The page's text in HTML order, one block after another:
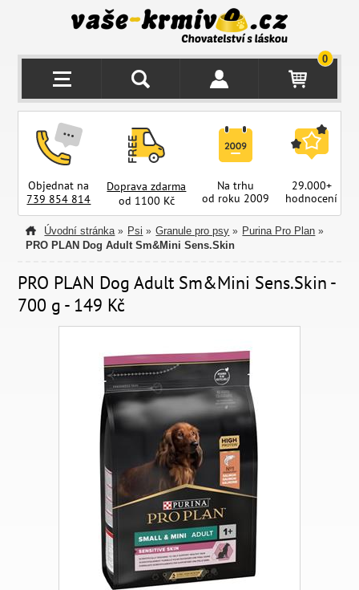
0
Objednat na
739 854 814
Doprava zdarma
od 1100 Kč
Na trhu
od roku 2009
29.000+
hodnocení
Úvodní stránka » Psi » Granule pro psy » Purina Pro Plan »
PRO PLAN Dog Adult Sm&Mini Sens.Skin
PRO PLAN Dog Adult Sm&Mini Sens.Skin -
700 g - 149 Kč